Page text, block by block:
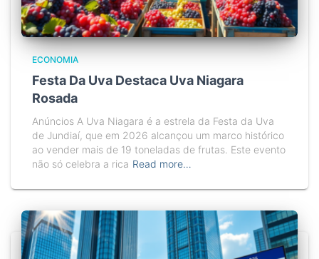
ECONOMIA
Festa Da Uva Destaca Uva Niagara
Rosada
Anúncios A Uva Niagara é a estrela da Festa da Uva
de Jundiaí, que em 2026 alcançou um marco histórico
ao vender mais de 19 toneladas de frutas. Este evento
não só celebra a rica Read more…